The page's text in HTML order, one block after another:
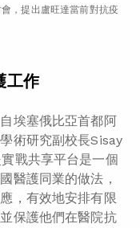
，提出盧旺達當前對抗疫
工作
埃塞俄比亞首都阿
術研究副校長Sisay
戰共享平台是一個
醫護同業的做法，
，有效地安排有限
保護他們在醫院抗